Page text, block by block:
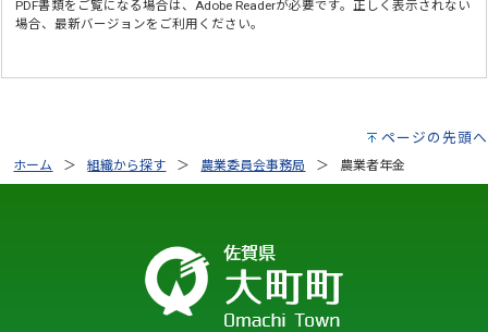
PDF書類をご覧になる場合は、Adobe Readerが必要です。正しく表示されない
場合、最新バージョンをご利用ください。
ページの先頭へ
ホーム 組織から探す 農業委員会事務局 農業者年金